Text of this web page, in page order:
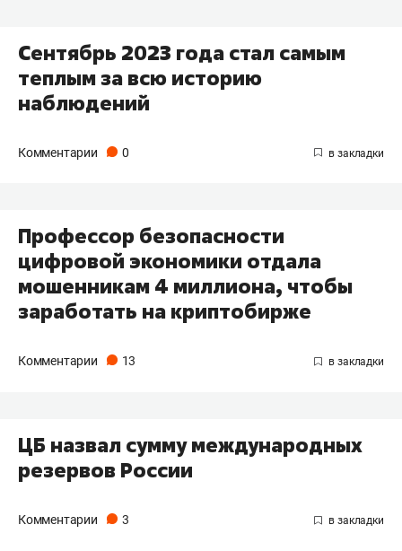
Сентябрь 2023 года стал самым
теплым за всю историю
наблюдений
Комментарии 0
Профессор безопасности
цифровой экономики отдала
мошенникам 4 миллиона, чтобы
заработать на криптобирже
Комментарии 13
ЦБ назвал сумму международных
резервов России
Комментарии 3